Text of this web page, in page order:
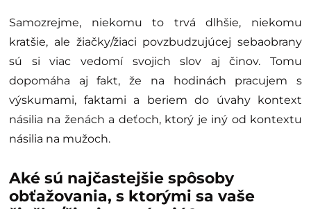
Samozrejme, niekomu to trvá dlhšie, niekomu
kratšie, ale žiačky/žiaci povzbudzujúcej sebaobrany
sú si viac vedomí svojich slov aj činov. Tomu
dopomáha aj fakt, že na hodinách pracujem s
výskumami, faktami a beriem do úvahy kontext
násilia na ženách a deťoch, ktorý je iný od kontextu
násilia na mužoch.
Aké sú najčastejšie spôsoby
obťažovania, s ktorými sa vaše